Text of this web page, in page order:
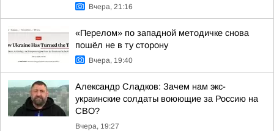
Вчера, 21:16
«Перелом» по западной методичке снова
пошёл не в ту сторону
Вчера, 19:40
Александр Сладков: Зачем нам экс-
украинские солдаты воюющие за Россию на
СВО?
Вчера, 19:27